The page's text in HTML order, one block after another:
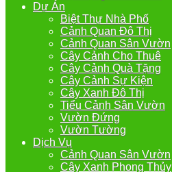
Dự Án
Biệt Thự Nhà Phố
Cảnh Quan Đô Thị
Cảnh Quan Sân Vườn
Cây Cảnh Cho Thuê
Cây Cảnh Quà Tặng
Cây Cảnh Sự Kiện
Cây Xanh Đô Thị
Tiểu Cảnh Sân Vườn
Vườn Đứng
Vườn Tường
Dịch Vụ
Cảnh Quan Sân Vườn
Cây Xanh Phong Thủy